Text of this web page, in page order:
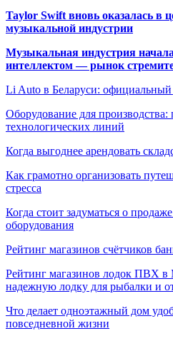
Taylor Swift вновь оказалась в
музыкальной индустрии
Музыкальная индустрия
интеллектом — рынок
Li Auto в Беларуси:
Оборудование для
технологических линий
Когда выгоднее арендовать
Как грамотно организовать
стресса
Когда стоит задуматься о
оборудования
Рейтинг магазинов счётчиков
Рейтинг магазинов лодок ПВХ в
надежную лодку для рыбалки и
Что делает одноэтажный дом
повседневной жизни